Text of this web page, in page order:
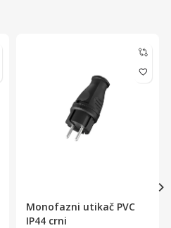
Monofazni utikač PVC
IP44 crni